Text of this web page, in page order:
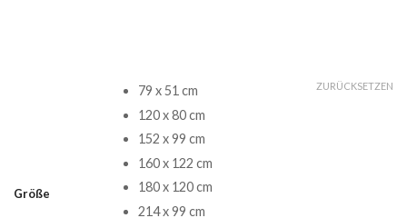
Größe
79 x 51 cm
120 x 80 cm
152 x 99 cm
160 x 122 cm
180 x 120 cm
214 x 99 cm
ZURÜCKSETZEN